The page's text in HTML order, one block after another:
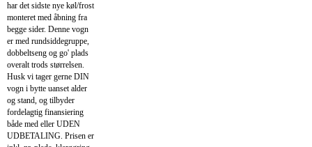
har det sidste nye køl/frost
monteret med åbning fra
begge sider. Denne vogn
er med rundsiddegruppe,
dobbeltseng og go' plads
overalt trods størrelsen.
Husk vi tager gerne DIN
vogn i bytte uanset alder
og stand, og tilbyder
fordelagtig finansiering
både med eller UDEN
UDBETALING. Prisen er